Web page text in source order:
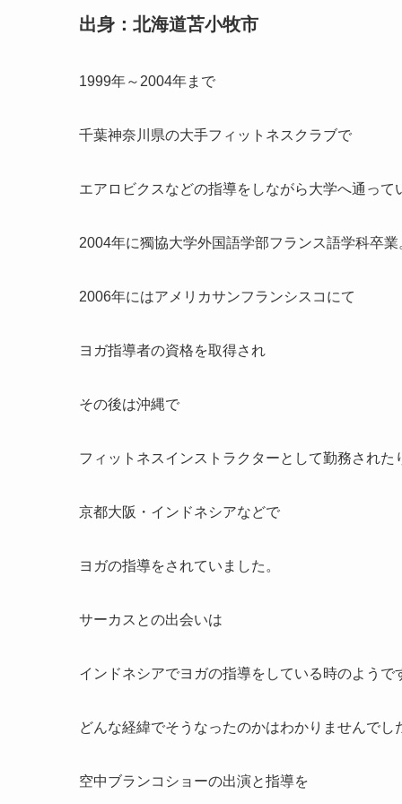
出身：北海道苫小牧市
1999年～2004年まで
千葉神奈川県の大手フィットネスクラブで
エアロビクスなどの指導をしながら大学へ通って
2004年に獨協大学外国語学部フランス語学科卒業
2006年にはアメリカサンフランシスコにて
ヨガ指導者の資格を取得され
その後は沖縄で
フィットネスインストラクターとして勤務された
京都大阪・インドネシアなどで
ヨガの指導をされていました。
サーカスとの出会いは
インドネシアでヨガの指導をしている時のようで
どんな経緯でそうなったのかはわかりませんでし
空中ブランコショーの出演と指導を